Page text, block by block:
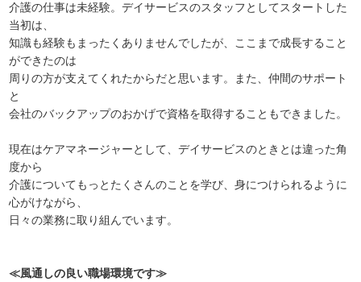
介護の仕事は未経験。デイサービスのスタッフとしてスタートした
当初は、
知識も経験もまったくありませんでしたが、ここまで成長すること
ができたのは
周りの方が支えてくれたからだと思います。また、仲間のサポート
と
会社のバックアップのおかげで資格を取得することもできました。
現在はケアマネージャーとして、デイサービスのときとは違った角
度から
介護についてもっとたくさんのことを学び、身につけられるように
心がけながら、
日々の業務に取り組んでいます。
≪風通しの良い職場環境です≫